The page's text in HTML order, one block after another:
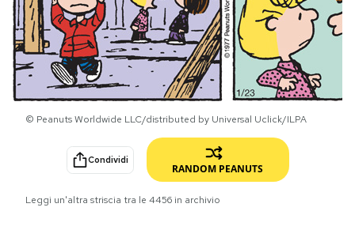
Scienza
Cultura
Economia
Sport
Media
Europa
Altrecose
Mondiali calcio 2026
PODCAST
NEWSLETTER
© Peanuts Worldwide LLC/distributed by Universal Uclick/ILPA
Condividi
RANDOM PEANUTS
Leggi un'altra striscia tra le 4456 in archivio